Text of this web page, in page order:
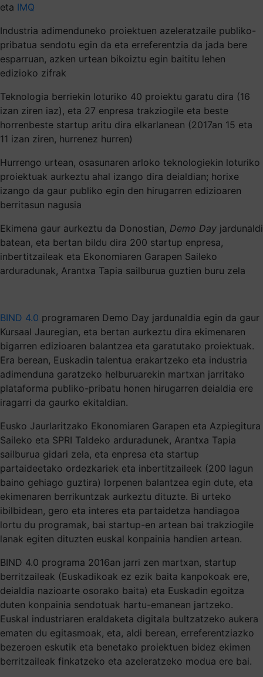
eta IMQ
Industria adimenduneko proiektuen azeleratzaile publiko-
pribatua sendotu egin da eta erreferentzia da jada bere
esparruan, azken urtean bikoiztu egin baititu lehen
edizioko zifrak
Teknologia berriekin loturiko 40 proiektu garatu dira (16
izan ziren iaz), eta 27 enpresa trakziogile eta beste
horrenbeste startup aritu dira elkarlanean (2017an 15 eta
11 izan ziren, hurrenez hurren)
Hurrengo urtean, osasunaren arloko teknologiekin loturiko
proiektuak aurkeztu ahal izango dira deialdian; horixe
izango da gaur publiko egin den hirugarren edizioaren
berritasun nagusia
Ekimena gaur aurkeztu da Donostian, Demo Day jardunaldi
batean, eta bertan bildu dira 200 startup enpresa,
inbertitzaileak eta Ekonomiaren Garapen Saileko
arduradunak, Arantxa Tapia sailburua guztien buru zela
BIND 4.0 programaren Demo Day jardunaldia egin da gaur
Kursaal Jauregian, eta bertan aurkeztu dira ekimenaren
bigarren edizioaren balantzea eta garatutako proiektuak.
Era berean, Euskadin talentua erakartzeko eta industria
adimenduna garatzeko helburuarekin martxan jarritako
plataforma publiko-pribatu honen hirugarren deialdia ere
iragarri da gaurko ekitaldian.
Eusko Jaurlaritzako Ekonomiaren Garapen eta Azpiegitura
Saileko eta SPRI Taldeko arduradunek, Arantxa Tapia
sailburua gidari zela, eta enpresa eta startup
partaideetako ordezkariek eta inbertitzaileek (200 lagun
baino gehiago guztira) lorpenen balantzea egin dute, eta
ekimenaren berrikuntzak aurkeztu dituzte. Bi urteko
ibilbidean, gero eta interes eta partaidetza handiagoa
lortu du programak, bai startup-en artean bai trakziogile
lanak egiten dituzten euskal konpainia handien artean.
BIND 4.0 programa 2016an jarri zen martxan, startup
berritzaileak (Euskadikoak ez ezik baita kanpokoak ere,
deialdia nazioarte osorako baita) eta Euskadin egoitza
duten konpainia sendotuak hartu-emanean jartzeko.
Euskal industriaren eraldaketa digitala bultzatzeko aukera
ematen du egitasmoak, eta, aldi berean, erreferentziazko
bezeroen eskutik eta benetako proiektuen bidez ekimen
berritzaileak finkatzeko eta azeleratzeko modua ere bai.